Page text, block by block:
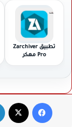
تطبيق Zarchiver
Pro مهكر
فيسبوك